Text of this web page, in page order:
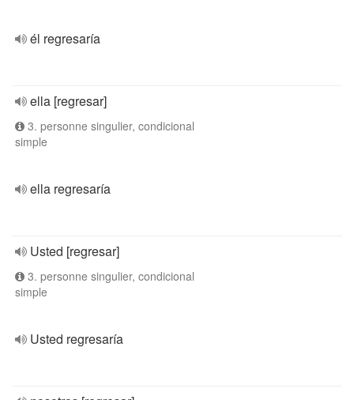
él regresaría
ella [regresar]
3. personne singulier, condicional
simple
ella regresaría
Usted [regresar]
3. personne singulier, condicional
simple
Usted regresaría